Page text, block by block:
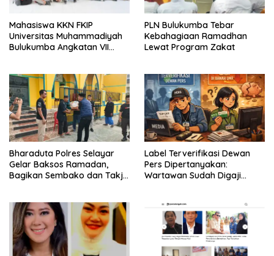
Mahasiswa KKN FKIP
Universitas Muhammadiyah
Bulukumba Angkatan VII
PLN Bulukumba Tebar
Kebahagiaan Ramadhan
Lewat Program Zakat
Bharaduta Polres Selayar
Gelar Baksos Ramadan,
Bagikan Sembako dan Takjil
Label Terverifikasi Dewan
Pers Dipertanyakan:
Wartawan Sudah Digaji